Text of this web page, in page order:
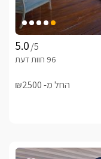
/5
החל מ- ₪2500